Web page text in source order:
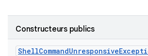
Constructeurs publics
ShellCommandUnresponsive